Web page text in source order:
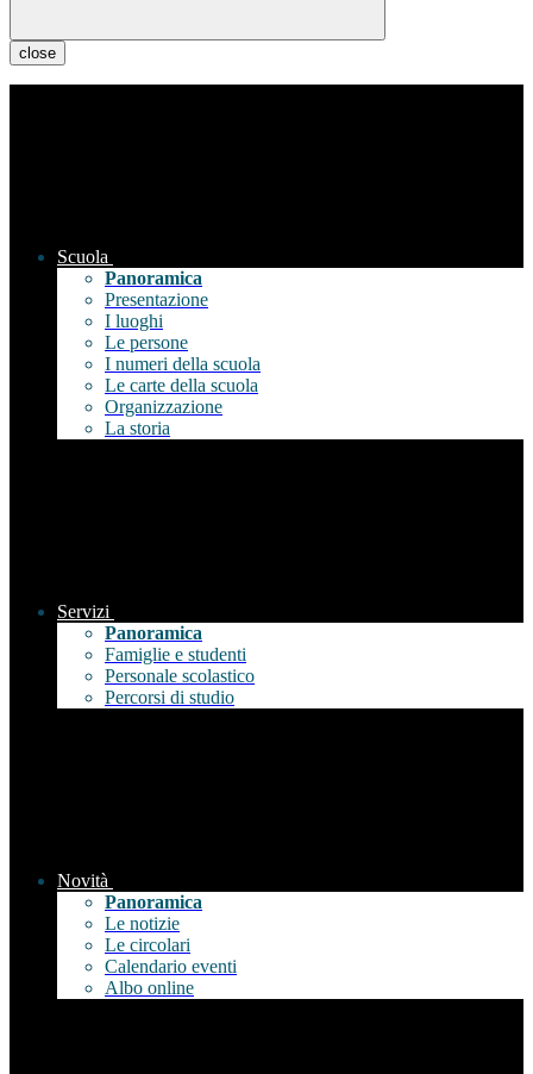
close
Scuola
Panoramica
Presentazione
I luoghi
Le persone
I numeri della scuola
Le carte della scuola
Organizzazione
La storia
Servizi
Panoramica
Famiglie e studenti
Personale scolastico
Percorsi di studio
Novità
Panoramica
Le notizie
Le circolari
Calendario eventi
Albo online